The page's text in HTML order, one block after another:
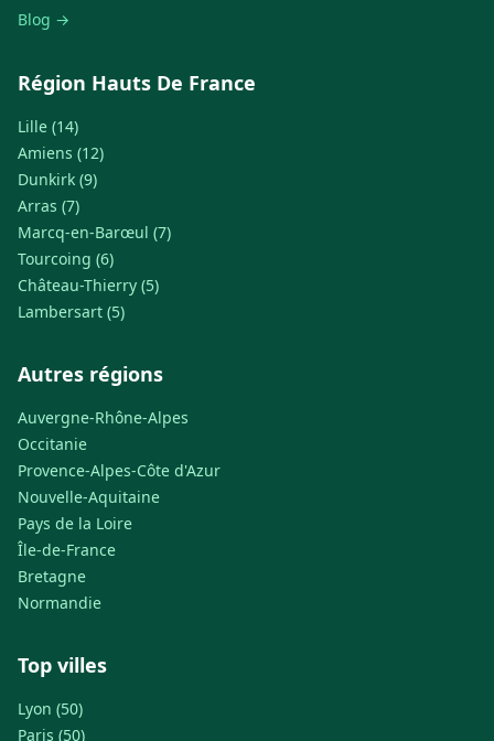
Blog →
Région Hauts De France
Lille (14)
Amiens (12)
Dunkirk (9)
Arras (7)
Marcq-en-Barœul (7)
Tourcoing (6)
Château-Thierry (5)
Lambersart (5)
Autres régions
Auvergne-Rhône-Alpes
Occitanie
Provence-Alpes-Côte d'Azur
Nouvelle-Aquitaine
Pays de la Loire
Île-de-France
Bretagne
Normandie
Top villes
Lyon (50)
Paris (50)